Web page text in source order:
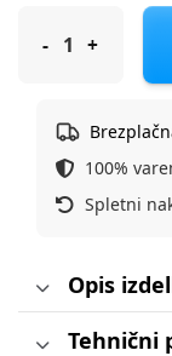
Original Marines
100%
Spletni
Opis
Tehnični